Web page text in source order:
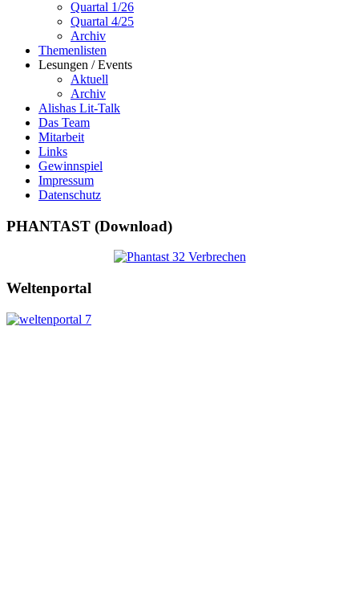
Quartal 1/26
Quartal 4/25
Archiv
Themenlisten
Lesungen / Events
Aktuell
Archiv
Alishas Lit-Talk
Das Team
Mitarbeit
Links
Gewinnspiel
Impressum
Datenschutz
PHANTAST (Download)
Weltenportal